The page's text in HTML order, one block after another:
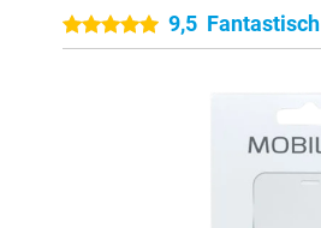
5 Sterne9,5 Fantastisch